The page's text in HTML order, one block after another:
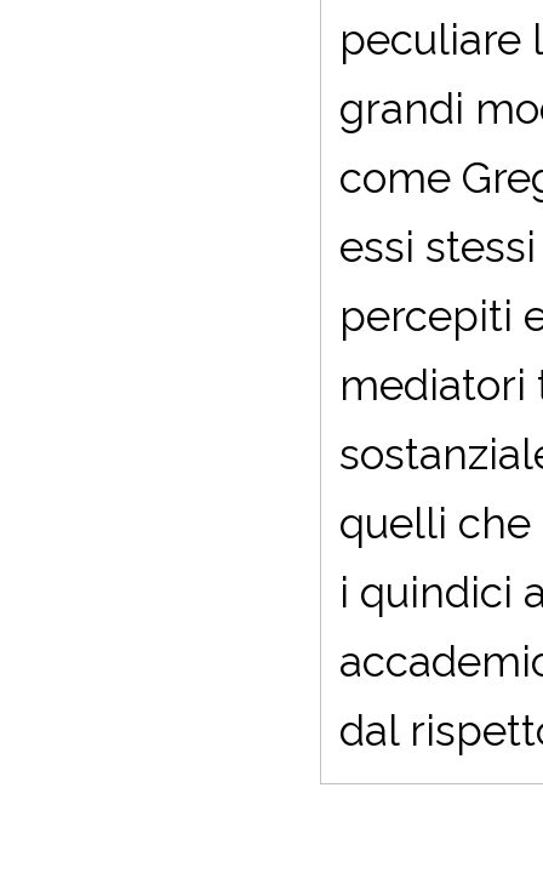
peculiare
grandi
come
essi
percepiti
mediatori
quelli che
i quindici
dal